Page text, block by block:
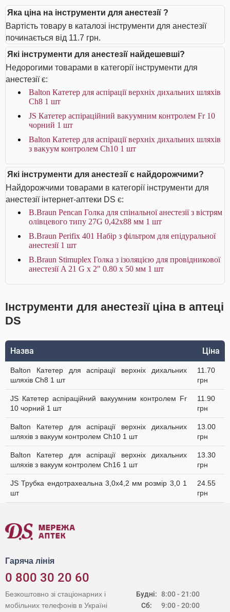
Яка ціна на інструменти для анестезії ?
Вартість товару в каталозі інструменти для анестезії
починається від 11.7 грн.
Які інструменти для анестезії найдешевші?
Недорогими товарами в категорії інструменти для
анестезії є:
Balton Катетер для аспірації верхніх дихальних шляхів
Ch8 1 шт
JS Катетер аспіраційний вакуумним контролем Fr 10
чорний 1 шт
Balton Катетер для аспірації верхніх дихальних шляхів
з вакуум контролем Ch10 1 шт
Які інструменти для анестезії є найдорожчими?
Найдорожчими товарами в категорії інструменти для
анестезії інтернет-аптеки DS є:
B.Braun Pencan Голка для спінальної анестезії з вістрям
олівцевого типу 27G 0,42х88 мм 1 шт
B.Braun Perifix 401 Набір з фільтром для епідуральної
анестезії 1 шт
B.Braun Stimuplex Голка з ізоляцією для провідникової
анестезії A 21 G x 2" 0.80 x 50 мм 1 шт
Інструменти для анестезії ціна в аптеці
DS
Назва Ціна
Balton Катетер для аспірації верхніх дихальних
шляхів Ch8 1 шт
11.70
грн
JS Катетер аспіраційний вакуумним контролем Fr
10 чорний 1 шт
11.90
грн
Balton Катетер для аспірації верхніх дихальних
шляхів з вакуум контролем Ch10 1 шт
13.00
грн
Balton Катетер для аспірації верхніх дихальних
шляхів з вакуум контролем Ch16 1 шт
13.30
грн
JS Трубка ендотрахеальна 3,0х4,2 мм розмір 3,0 1
шт
24.55
грн
Гаряча лінія
0 800 30 20 60
Будні:
Сб:
8:00 - 21:00
9:00 - 20:00
Безкоштовно зі стаціонарних і
мобільних телефонів в Україні